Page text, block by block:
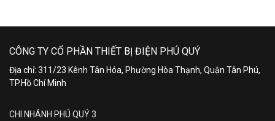
CÔNG TY CỔ PHẦN THIẾT BỊ ĐIỆN PHÚ QUÝ
Địa chỉ: 311/23 Kênh Tân Hóa, Phường Hòa Thạnh, Quận Tân Phú,
TP.Hồ Chí Minh
CHI NHÁNH PHÚ QUÝ 3